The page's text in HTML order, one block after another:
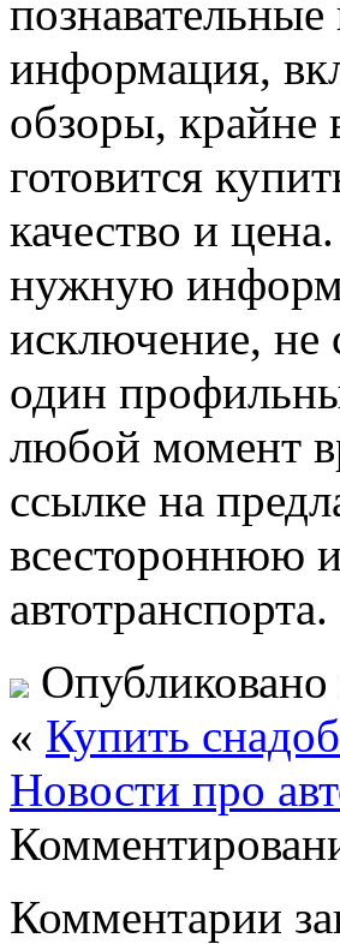
информация,
обзоры, крайне
готовится
качество и
нужную
исключение, не
один
любой момент
ссылке на
всестороннюю
автотранспорта.
« Купить
Новости про
Комментарии